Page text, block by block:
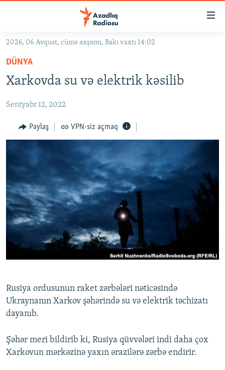
Əsas
qayıt
Əsas
qayıt
#İZAHLA
#ƏSLINDƏ
FƏRQƏ BAX
QANUNI DOĞRU
ARAŞDIRMA
MULTIMEDIA
VIDEO
FOTOQALEREYA
İNFOQRAFIKA
RADIO ARXIV
OXU ZALI
AZƏRBAYCAN ƏDƏBIYYATI KITABXANASI
HAQQIMIZDA
PEŞƏ ETIKASI VƏ JURNALISTIKA STANDARTLARIMIZ
AZADLIQRADIOSU MOBIL TELEFONUNUZDA
BIZIMLƏ ƏLAQƏ
BIZI IZLƏ
RFE/RL-in bütün saytları
2026, 06 Avqust, cümə axşamı, Bakı vaxtı 14:02
DÜNYA
Xarkovda su və elektrik kəsilib
Sentyabr 12, 2022
Paylaş VPN-siz açmaq
Rusiya ordusunun raket zərbələri nəticəsində
Ukraynanın Xarkov şəhərində su və elektrik təchizatı
dayanıb.
Şəhər meri bildirib ki, Rusiya qüvvələri indi daha çox
Xarkovun mərkəzinə yaxın ərazilərə zərbə endirir.